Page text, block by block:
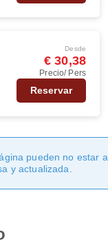
Desde
€ 30,38
Precio/ Pers
Reservar
pueden no estar
y actualizada.